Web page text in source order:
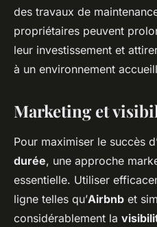
des travaux de
propriétaires peuvent
leur investissement et
à un environnement
Marketing et
Pour maximiser le succès
durée, une approche
essentielle. Utiliser
ligne telles qu’Airbnb et
considérablement la